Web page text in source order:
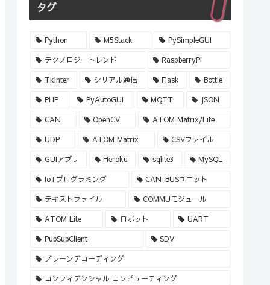
タグ
Python M5Stack PySimpleGUI
テクノロジートレンド RaspberryPi
Tkinter シリアル通信 Flask Bottle
PHP PyAutoGUI MQTT JSON
CAN OpenCV ATOM Matrix/Lite
UDP ATOM Matrix CSVファイル
GUIアプリ Heroku sqlite3 MySQL
IoTプログラミング CAN-BUSユニット
テキストファイル COMMUモジュール
ATOM Lite ロボット UART
PubSubClient SDV
ブレーンデコーディング
コンフィデンシャル コンピューティング